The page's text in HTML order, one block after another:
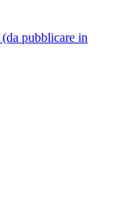
pubblicare in